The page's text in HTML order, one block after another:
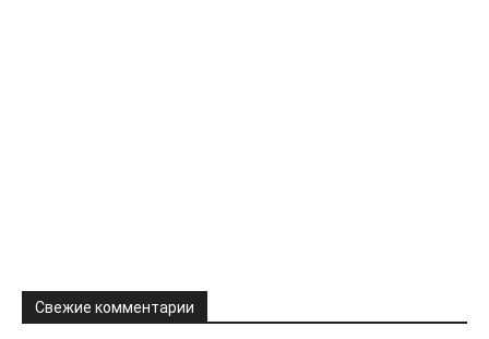
Свежие комментарии